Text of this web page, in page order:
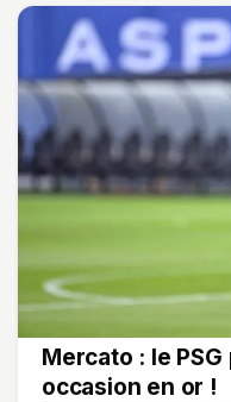
Mercato : le
occasion en or !